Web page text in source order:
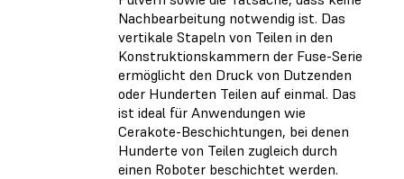
Nachbearbeitung notwendig ist. Das
vertikale Stapeln von Teilen in den
Konstruktionskammern der Fuse-Serie
ermöglicht den Druck von Dutzenden
oder Hunderten Teilen auf einmal. Das
ist ideal für Anwendungen wie
Cerakote-Beschichtungen, bei denen
Hunderte von Teilen zugleich durch
einen Roboter beschichtet werden.